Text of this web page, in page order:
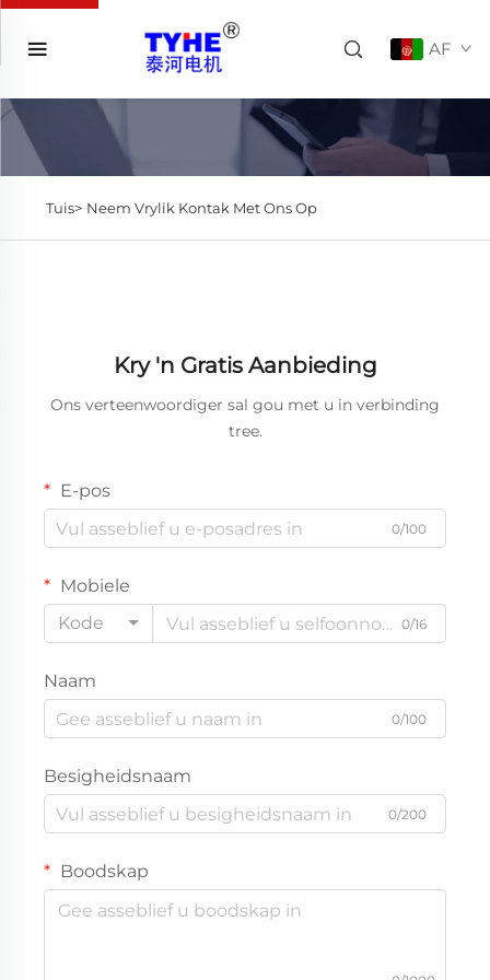
AF
Tuis> Neem Vrylik Kontak Met Ons Op
Kry 'n Gratis Aanbieding
Ons verteenwoordiger sal gou met u in verbinding
tree.
E-pos
0/100
Mobiele
Kode
0/16
Naam
0/100
Besigheidsnaam
0/200
Boodskap